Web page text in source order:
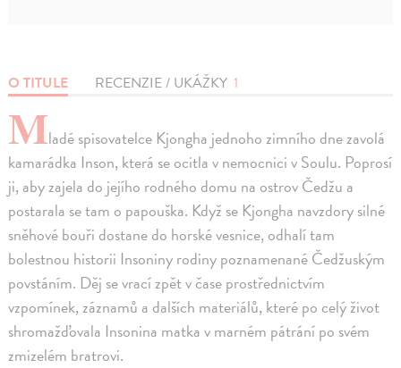
O TITULE RECENZIE / UKÁŽKY 1
Mladé spisovatelce Kjongha jednoho zimního dne zavolá
kamarádka Inson, která se ocitla v nemocnici v Soulu. Poprosí
ji, aby zajela do jejího rodného domu na ostrov Čedžu a
postarala se tam o papouška. Když se Kjongha navzdory silné
sněhové bouři dostane do horské vesnice, odhalí tam
bolestnou historii Insoniny rodiny poznamenané Čedžuským
povstáním. Děj se vrací zpět v čase prostřednictvím
vzpomínek, záznamů a dalších materiálů, které po celý život
shromažďovala Insonina matka v marném pátrání po svém
zmizelém bratrovi.